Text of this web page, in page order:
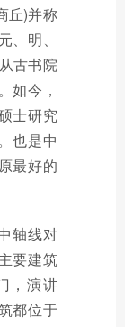
丘)并称
、明、
古书院
如今，
士研究
也是中
最好的
轴线对
要建筑
，演讲
都位于